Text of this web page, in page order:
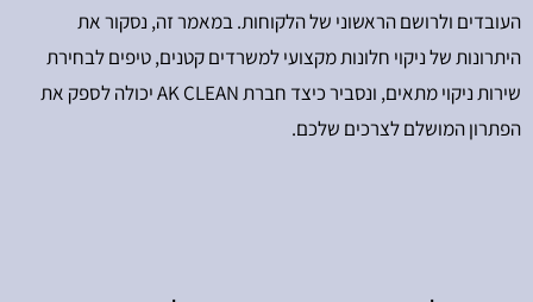
העובדים ולרושם הראשוני של הלקוחות. במאמר זה, נסקור את
היתרונות של ניקוי חלונות מקצועי למשרדים קטנים, טיפים לבחירת
שירות ניקוי מתאים, ונסביר כיצד חברת AK CLEAN יכולה לספק את
הפתרון המושלם לצרכים שלכם.